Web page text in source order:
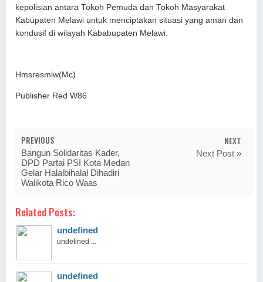
kepolisian antara Tokoh Pemuda dan Tokoh Masyarakat
Kabupaten Melawi untuk menciptakan situasi yang aman dan
kondusif di wilayah Kababupaten Melawi.
Hmsresmlw(Mc)
Publisher Red W86
PREVIOUS
Bangun Solidaritas Kader,
DPD Partai PSI Kota Medan
Gelar Halalbihalal Dihadiri
Walikota Rico Waas
NEXT
Next Post »
Related Posts:
undefined
undefined ...
undefined